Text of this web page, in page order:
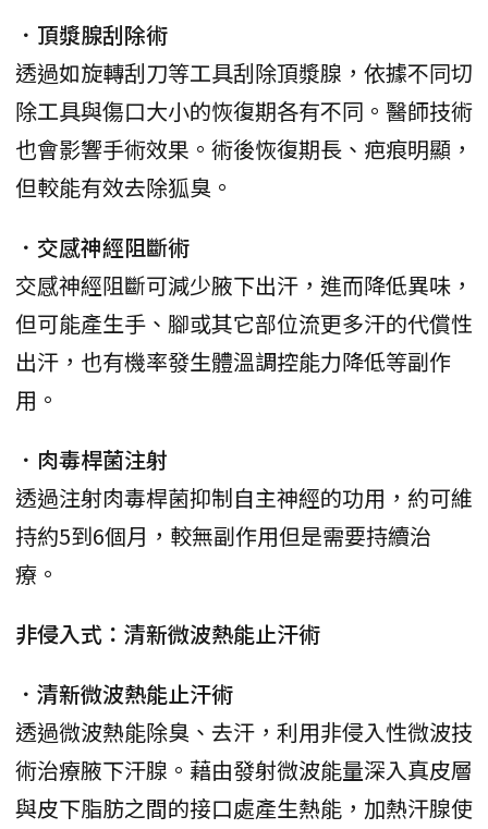
．頂漿腺刮除術
透過如旋轉刮刀等工具刮除頂漿腺，依據不同切
除工具與傷口大小的恢復期各有不同。醫師技術
也會影響手術效果。術後恢復期長、疤痕明顯，
但較能有效去除狐臭。
．交感神經阻斷術
交感神經阻斷可減少腋下出汗，進而降低異味，
但可能產生手、腳或其它部位流更多汗的代償性
出汗，也有機率發生體溫調控能力降低等副作
用。
．肉毒桿菌注射
透過注射肉毒桿菌抑制自主神經的功用，約可維
持約5到6個月，較無副作用但是需要持續治
療。
非侵入式：清新微波熱能止汗術
．清新微波熱能止汗術
透過微波熱能除臭、去汗，利用非侵入性微波技
術治療腋下汗腺。藉由發射微波能量深入真皮層
與皮下脂肪之間的接口處產生熱能，加熱汗腺使